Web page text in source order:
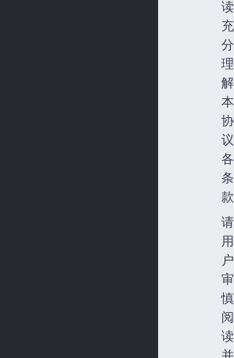
充
分
理
解
本
协
议
各
条
请
用
户
审
慎
阅
读
并